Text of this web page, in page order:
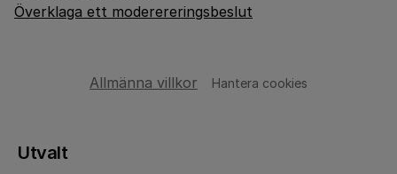
Överklaga ett moderereringsbeslut
Allmänna villkor Hantera cookies
Utvalt